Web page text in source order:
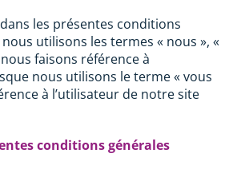
les présentes conditions
utilisons les termes « nous », «
faisons référence à
nous utilisons le terme « vous
à l’utilisateur de notre site
conditions générales